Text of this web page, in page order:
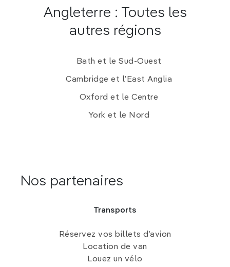
Angleterre : Toutes les
autres régions
Bath et le Sud-Ouest
Cambridge et l’East Anglia
Oxford et le Centre
York et le Nord
Nos partenaires
Transports
Réservez vos billets d’avion
Location de van
Louez un vélo